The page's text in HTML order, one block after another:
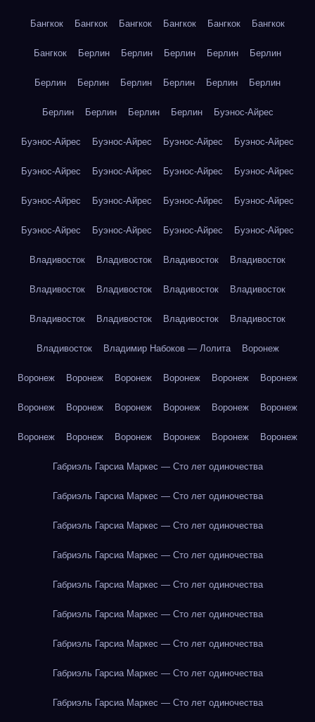
Бангкок Бангкок Бангкок Бангкок Бангкок Бангкок
Бангкок Берлин Берлин Берлин Берлин Берлин
Берлин Берлин Берлин Берлин Берлин Берлин
Берлин Берлин Берлин Берлин Буэнос-Айрес
Буэнос-Айрес Буэнос-Айрес Буэнос-Айрес Буэнос-Айрес
Буэнос-Айрес Буэнос-Айрес Буэнос-Айрес Буэнос-Айрес
Буэнос-Айрес Буэнос-Айрес Буэнос-Айрес Буэнос-Айрес
Буэнос-Айрес Буэнос-Айрес Буэнос-Айрес Буэнос-Айрес
Владивосток Владивосток Владивосток Владивосток
Владивосток Владивосток Владивосток Владивосток
Владивосток Владивосток Владивосток Владивосток
Владивосток Владимир Набоков — Лолита Воронеж
Воронеж Воронеж Воронеж Воронеж Воронеж Воронеж
Воронеж Воронеж Воронеж Воронеж Воронеж Воронеж
Воронеж Воронеж Воронеж Воронеж Воронеж Воронеж
Габриэль Гарсиа Маркес — Сто лет одиночества
Габриэль Гарсиа Маркес — Сто лет одиночества
Габриэль Гарсиа Маркес — Сто лет одиночества
Габриэль Гарсиа Маркес — Сто лет одиночества
Габриэль Гарсиа Маркес — Сто лет одиночества
Габриэль Гарсиа Маркес — Сто лет одиночества
Габриэль Гарсиа Маркес — Сто лет одиночества
Габриэль Гарсиа Маркес — Сто лет одиночества
Габриэль Гарсиа Маркес — Сто лет одиночества